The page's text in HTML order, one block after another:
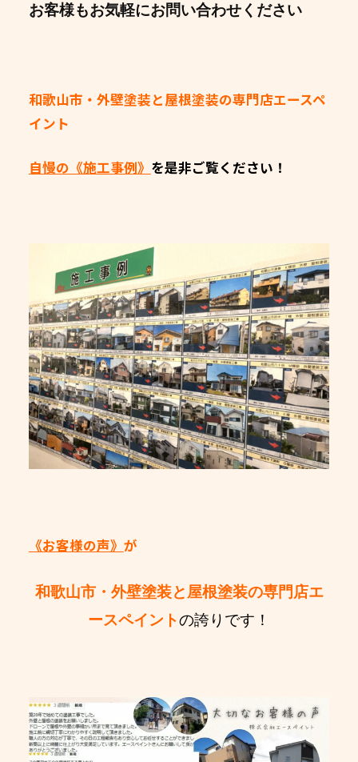
お客様もお気軽にお問い合わせください
和歌山市・外壁塗装と屋根塗装の専門店エースペ
イント
自慢の《施工事例》 を是非ご覧ください！
《お客様の声》 が
和歌山市・外壁塗装と屋根塗装の専門店エ
ースペイントの誇りです！